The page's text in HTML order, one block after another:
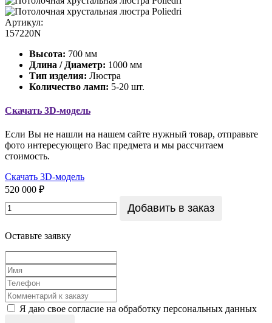
Артикул:
157220N
Высота: 700 мм
Длина / Диаметр: 1000 мм
Тип изделия: Люстра
Количество ламп: 5-20 шт.
Скачать 3D-модель
Если Вы не нашли на нашем сайте нужный товар, отправьте
фото интересующего Вас предмета и мы рассчитаем
стоимость.
Скачать 3D-модель
520 000 ₽
Добавить в заказ
Оставьте заявку
Я даю свое согласие на обработку персональных данных